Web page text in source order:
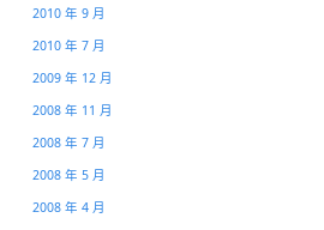
2010 年 9 月
2010 年 7 月
2009 年 12 月
2008 年 11 月
2008 年 7 月
2008 年 5 月
2008 年 4 月